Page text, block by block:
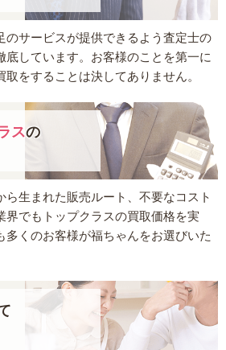
のサービスが提供できるよう査定士の
底しています。お客様のことを第一に
をすることは決してありません。
スの
ら生まれた販売ルート、不要なコスト
界でもトップクラスの買取価格を実
多くのお客様が福ちゃんをお選びいた